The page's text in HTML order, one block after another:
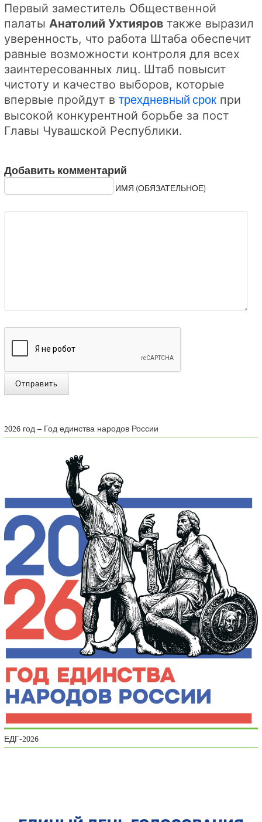
Первый заместитель Общественной
палаты Анатолий Ухтияровтакже выразил
уверенность, что работа Штаба обеспечит
равные возможности контроля для всех
заинтересованных лиц. Штаб повысит
чистоту и качество выборов, которые
впервые пройдут в трехдневный срокпри
высокой конкурентной борьбе за пост
Главы Чувашской Республики.
Добавить комментарий
ИМЯ (ОБЯЗАТЕЛЬНОЕ)
Отправить
2026 год – Год единства народов России
ЕДГ-2026